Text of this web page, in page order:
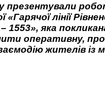
презентували
«Гарячої лінії
1553», яка
оперативну,
жителів із